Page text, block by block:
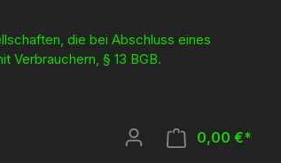
die bei Abschluss eines
Verbrauchern, § 13 BGB.
0,00 €*